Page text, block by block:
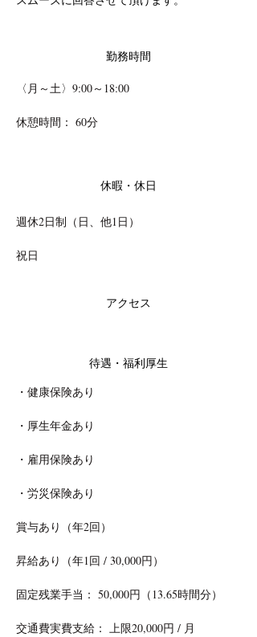
勤務時間
〈月～土〉9:00～18:00
休憩時間： 60分
休暇・休日
週休2日制（日、他1日）
祝日
アクセス
待遇・福利厚生
・健康保険あり
・厚生年金あり
・雇用保険あり
・労災保険あり
賞与あり（年2回）
昇給あり（年1回 / 30,000円）
固定残業手当： 50,000円（13.65時間分）
交通費実費支給： 上限20,000円 / 月